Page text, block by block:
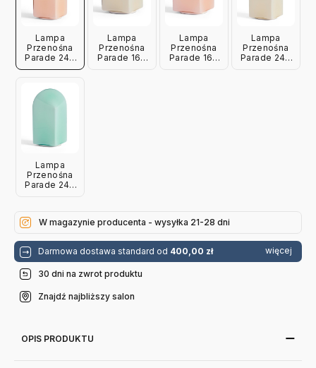
Lampa
Przenośna
Parade 240
Różowa Hay
Lampa
Przenośna
Parade 160
Lampa
Przenośna
Parade 160
Lampa
Przenośna
Parade 240
Lampa
Przenośna
Parade 240
W magazynie producenta - wysyłka 21-28 dni
Darmowa dostawa standard od 400,00 zł więcej
30 dni na zwrot produktu
Znajdź najbliższy salon
OPIS PRODUKTU